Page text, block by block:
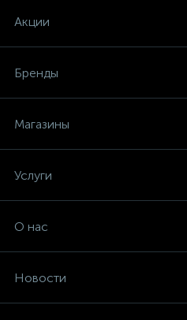
Акции
Бренды
Магазины
Услуги
О нас
Новости